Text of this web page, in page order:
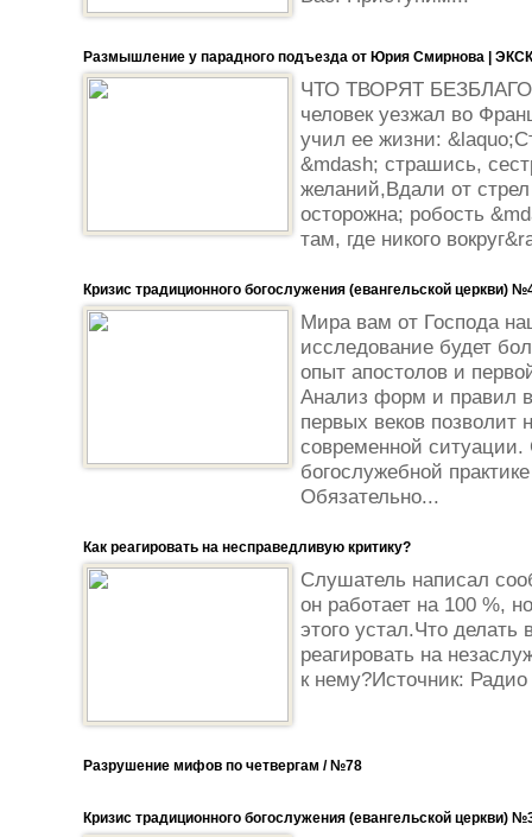
Размышление у парадного подъезда от Юрия Смирнова |
ЧТО ТВОРЯТ
человек уезжал во
учил ее жизни:
&mdash; страшись,
желаний,Вдали от
осторожна; робость
там, где никого
Кризис традиционного богослужения (евангельской церкви)
Мира вам от Господа
исследование будет
опыт апостолов и
Анализ форм и правил
первых веков
современной
богослужебной
Обязательно...
Как реагировать на несправедливую критику?
Cлушатель написал
он работает на 100 %,
этого устал.Что делать
реагировать на
к нему?Источник: Радио
Разрушение мифов по четвергам / №78
Кризис традиционного богослужения (евангельской церкви)